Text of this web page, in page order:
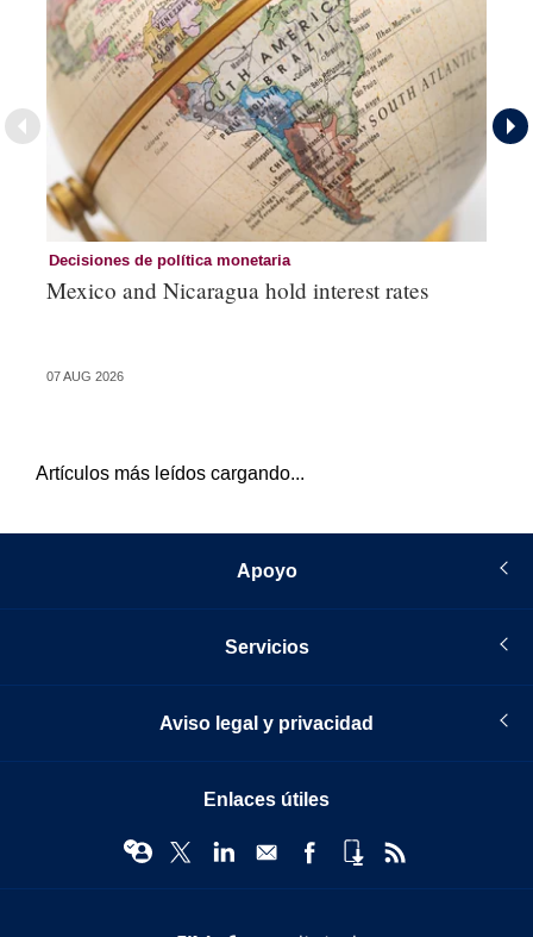
Decisiones de política monetaria
Mexico and Nicaragua hold interest rates
07 AUG 2026
Artículos más leídos cargando...
Apoyo
Servicios
Aviso legal y privacidad
Enlaces útiles